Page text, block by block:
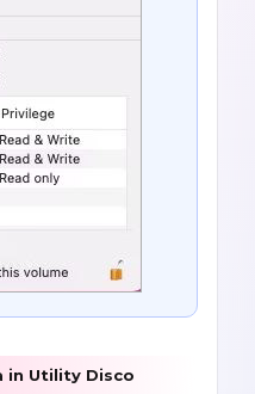
in Utility Disco